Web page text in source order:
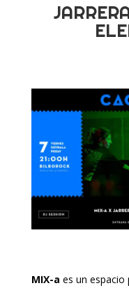
MIX-a es un espacio